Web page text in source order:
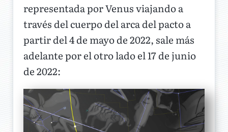
representada por Venus viajando a
través del cuerpo del arca del pacto a
partir del 4 de mayo de 2022, sale más
adelante por el otro lado el 17 de junio
de 2022: